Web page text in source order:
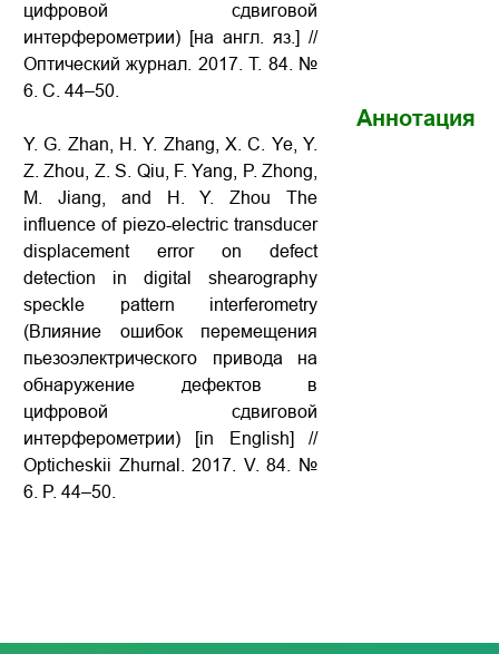
цифровой сдвиговой
интерферометрии) [на англ. яз.] //
Оптический журнал. 2017. Т. 84. №
6. С. 44–50.
Y. G. Zhan, H. Y. Zhang, X. C. Ye, Y.
Z. Zhou, Z. S. Qiu, F. Yang, P. Zhong,
M. Jiang, and H. Y. Zhou The
influence of piezo-electric transducer
displacement error on defect
detection in digital shearography
speckle pattern interferometry
(Влияние ошибок перемещения
пьезоэлектрического привода на
обнаружение дефектов в
цифровой сдвиговой
интерферометрии) [in English] //
Opticheskii Zhurnal. 2017. V. 84. №
6. P. 44–50.
Аннотация